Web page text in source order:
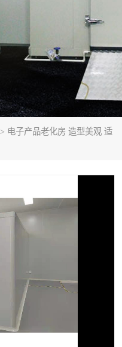
> 电子产品老化房 造型美观 适